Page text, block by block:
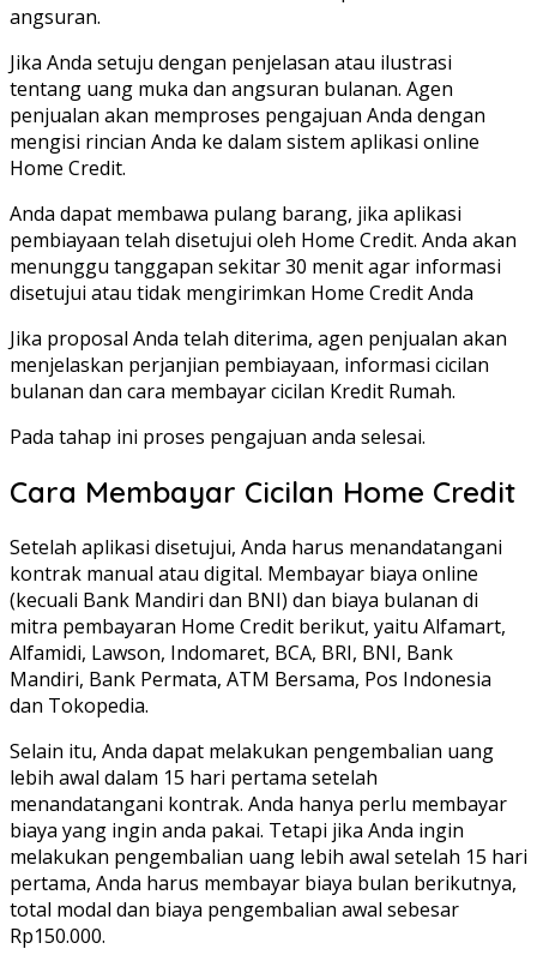
angsuran.
Jika Anda setuju dengan penjelasan atau ilustrasi
tentang uang muka dan angsuran bulanan. Agen
penjualan akan memproses pengajuan Anda dengan
mengisi rincian Anda ke dalam sistem aplikasi online
Home Credit.
Anda dapat membawa pulang barang, jika aplikasi
pembiayaan telah disetujui oleh Home Credit. Anda akan
menunggu tanggapan sekitar 30 menit agar informasi
disetujui atau tidak mengirimkan Home Credit Anda
Jika proposal Anda telah diterima, agen penjualan akan
menjelaskan perjanjian pembiayaan, informasi cicilan
bulanan dan cara membayar cicilan Kredit Rumah.
Pada tahap ini proses pengajuan anda selesai.
Cara Membayar Cicilan Home Credit
Setelah aplikasi disetujui, Anda harus menandatangani
kontrak manual atau digital. Membayar biaya online
(kecuali Bank Mandiri dan BNI) dan biaya bulanan di
mitra pembayaran Home Credit berikut, yaitu Alfamart,
Alfamidi, Lawson, Indomaret, BCA, BRI, BNI, Bank
Mandiri, Bank Permata, ATM Bersama, Pos Indonesia
dan Tokopedia.
Selain itu, Anda dapat melakukan pengembalian uang
lebih awal dalam 15 hari pertama setelah
menandatangani kontrak. Anda hanya perlu membayar
biaya yang ingin anda pakai. Tetapi jika Anda ingin
melakukan pengembalian uang lebih awal setelah 15 hari
pertama, Anda harus membayar biaya bulan berikutnya,
total modal dan biaya pengembalian awal sebesar
Rp150.000.